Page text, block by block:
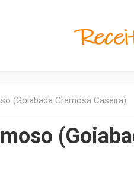
(Goiabada Cremosa Caseira)